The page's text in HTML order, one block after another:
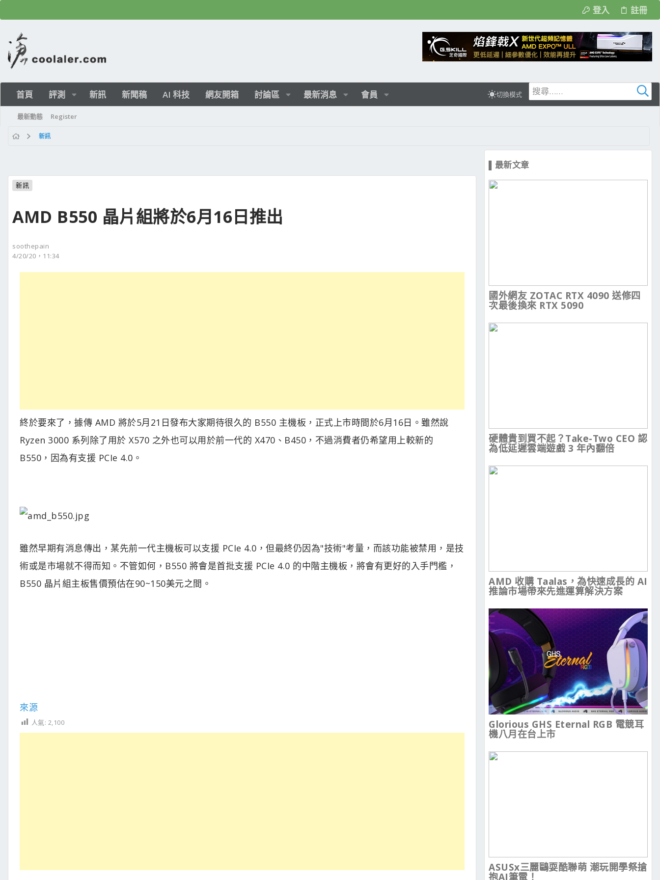
登入 註冊
首頁 評測 新訊 新聞稿 AI 科技 網友開箱 討論區 最新消息 會員 切換模式
最新動態 Register
新訊
新訊
AMD B550 晶片組將於6月16日推出
soothepain
4/20/20，11:34
終於要來了，據傳 AMD 將於5月21日發布大家期待很久的 B550 主機板，正式上市時間於6月16日。雖然說
Ryzen 3000 系列除了用於 X570 之外也可以用於前一代的 X470、B450，不過消費者仍希望用上較新的
B550，因為有支援 PCIe 4.0。
雖然早期有消息傳出，某先前一代主機板可以支援 PCIe 4.0，但最終仍因為"技術"考量，而該功能被禁用，是技
術或是市場就不得而知。不管如何，B550 將會是首批支援 PCIe 4.0 的中階主機板，將會有更好的入手門檻，
B550 晶片組主板售價預估在90~150美元之間。
來源
人氣: 2,100
▌最新文章
國外網友 ZOTAC RTX 4090 送修四
次最後換來 RTX 5090
硬體貴到買不起？Take-Two CEO 認
為低延遲雲端遊戲 3 年內翻倍
AMD 收購 Taalas，為快速成長的 AI
推論市場帶來先進運算解決方案
Glorious GHS Eternal RGB 電競耳
機八月在台上市
ASUSx三麗鷗耍酷聯萌 潮玩開學祭搶
抱AI筆電！